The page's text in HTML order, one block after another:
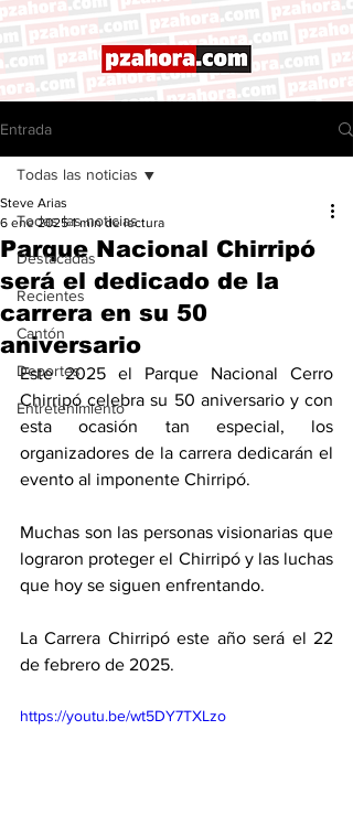
Entrada
Todas las noticias
Destacadas
Recientes
Cantón
Deportes
Entretenimiento
Todas las noticias
Parque Nacional Chirripó
será el dedicado de la
carrera en su 50
aniversario
Steve Arias
6 ene 2025 1 min de lectura
Este 2025 el Parque Nacional Cerro
Chirripó celebra su 50 aniversario y con
esta ocasión tan especial, los
organizadores de la carrera dedicarán el
evento al imponente Chirripó.
Muchas son las personas visionarias que
lograron proteger el Chirripó y las luchas
que hoy se siguen enfrentando.
La Carrera Chirripó este año será el 22
de febrero de 2025.
https://youtu.be/wt5DY7TXLzo